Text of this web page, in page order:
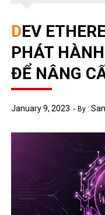
DEV ETHEREUM CHUẨN BỊ
PHÁT
ĐỂ NÂNG
January 9, 2023 By :